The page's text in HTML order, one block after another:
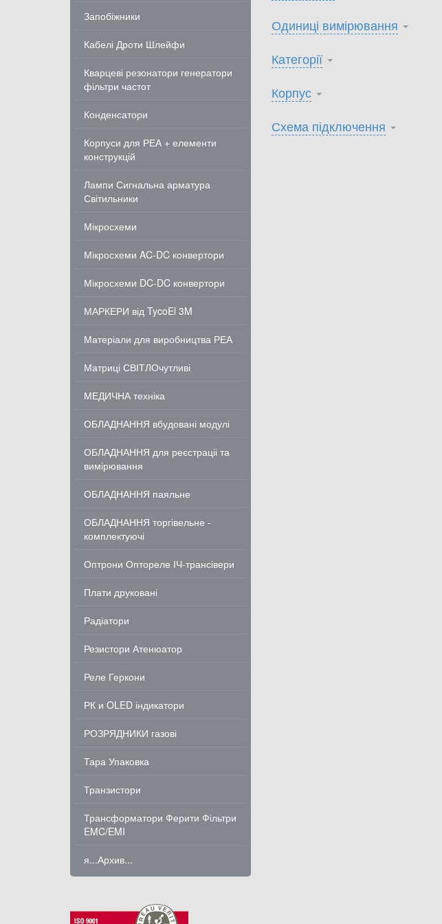
Запобіжники
Кабелі Дроти Шлейфи
Кварцеві резонатори генератори
фільтри частот
Конденсатори
Корпуси для РЕА + елементи
конструкцій
Лампи Сигнальна арматура
Світильники
Мікросхеми
Мікросхеми AC-DC конвертори
Мікросхеми DC-DC конвертори
МАРКЕРИ від TycoEl 3M
Матеріали для виробництва РЕА
Матриці СВІТЛОчутливі
МЕДИЧНА техніка
ОБЛАДНАННЯ вбудовані модулі
ОБЛАДНАННЯ для реєстраціі та
вимірювання
ОБЛАДНАННЯ паяльне
ОБЛАДНАННЯ торгівельне -
комплектуючі
Оптрони Оптореле ІЧ-трансівери
Плати друковані
Радіатори
Резистори Атенюатор
Реле Геркони
РК и OLED індикатори
РОЗРЯДНИКИ газові
Тара Упаковка
Транзистори
Трансформатори Ферити Фільтри
EMC/EMI
я...Архив...
Одиниці вимірювання
Категорії
Корпус
Схема підключення